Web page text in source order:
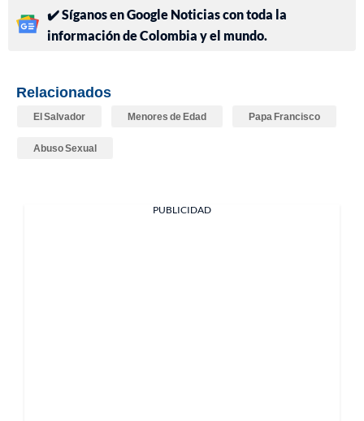
✔️ Síganos en Google Noticias con toda la
información de Colombia y el mundo.
Relacionados
El Salvador Menores de Edad Papa Francisco
Abuso Sexual
PUBLICIDAD